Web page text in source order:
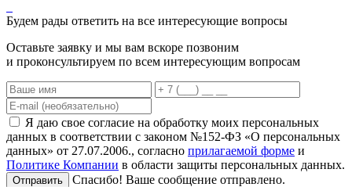
Будем рады ответить на все интересующие вопросы
Оставьте заявку и мы вам вскоре позвоним
и проконсультируем по всем интересующим вопросам
Я даю свое согласие на обработку моих персональных
данных в соответствии с законом №152-ФЗ «О персональных
данных» от 27.07.2006., согласно прилагаемой форме и
Политике Компании в области защиты персональных данных.
Отправить Спасибо! Ваше сообщение отправлено.